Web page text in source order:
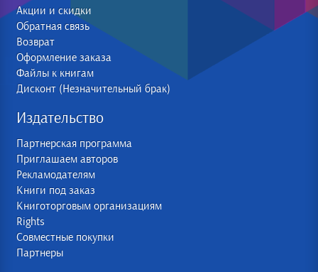
Акции и скидки
Обратная связь
Возврат
Оформление заказа
Файлы к книгам
Дисконт (Незначительный брак)
Издательство
Партнерская программа
Приглашаем авторов
Рекламодателям
Книги под заказ
Книготорговым организациям
Rights
Совместные покупки
Партнеры